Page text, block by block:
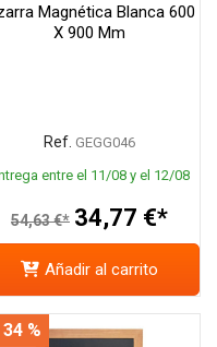
Magnética Blanca 600
X 900 Mm
Ref. GEGG046
entre el 11/08 y el 12/08
54,63 €* 34,77 €*
Añadir al carrito
34 %